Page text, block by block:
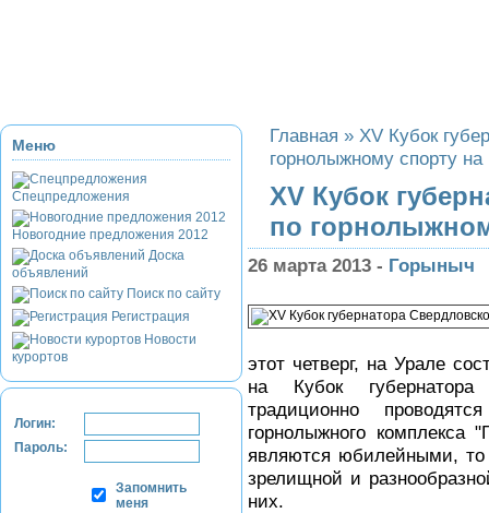
Меню
Спецпредложения
Новогодние предложения 2012
Доска
объявлений
Поиск по сайту
Регистрация
Новости
курортов
Логин:
Пароль:
Запомнить
меня
Главная » XV Кубок
горнолыжному спорту на
XV Кубок
по
26 марта 2013 - Горыныч
этот четверг, на Урале
на Кубок губернатора
традиционно
горнолыжного комплекса
являются юбилейными, то
зрелищной и
них.